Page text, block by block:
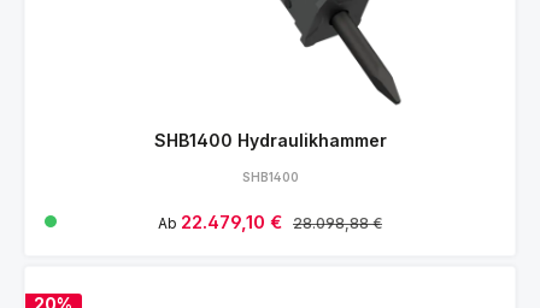
SHB1400 Hydraulikhammer
SHB1400
Verkaufspreis:
Ab 22.479,10 € Regulärer Preis:
28.098,88 €